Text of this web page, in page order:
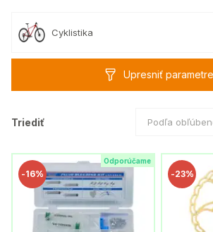
Cyklistika
Upresniť parametre
Triediť Podľa
Odporúčame
-16% -23%